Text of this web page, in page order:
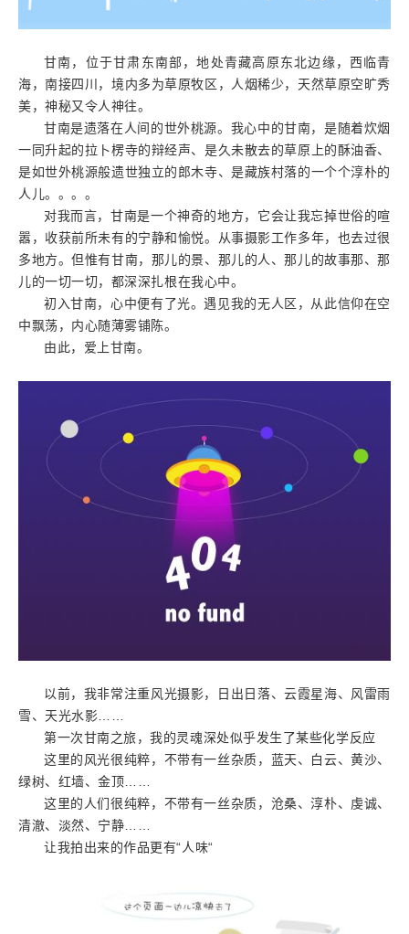
甘南，位于甘肃东南部，地处青藏高原东北边缘，西临青
海，南接四川，境内多为草原牧区，人烟稀少，天然草原空旷秀
美，神秘又令人神往。
甘南是遗落在人间的世外桃源。我心中的甘南，是随着炊烟
一同升起的拉卜楞寺的辩经声、是久未散去的草原上的酥油香、
是如世外桃源般遗世独立的郎木寺、是藏族村落的一个个淳朴的
人儿。。。。
对我而言，甘南是一个神奇的地方，它会让我忘掉世俗的喧
嚣，收获前所未有的宁静和愉悦。从事摄影工作多年，也去过很
多地方。但惟有甘南，那儿的景、那儿的人、那儿的故事那、那
儿的一切一切，都深深扎根在我心中。
初入甘南，心中便有了光。遇见我的无人区，从此信仰在空
中飘荡，内心随薄雾铺陈。
由此，爱上甘南。
以前，我非常注重风光摄影，日出日落、云霞星海、风雷雨
雪、天光水影……
第一次甘南之旅，我的灵魂深处似乎发生了某些化学反应
这里的风光很纯粹，不带有一丝杂质，蓝天、白云、黄沙、
绿树、红墙、金顶……
这里的人们很纯粹，不带有一丝杂质，沧桑、淳朴、虔诚、
清澈、淡然、宁静……
让我拍出来的作品更有“人味“